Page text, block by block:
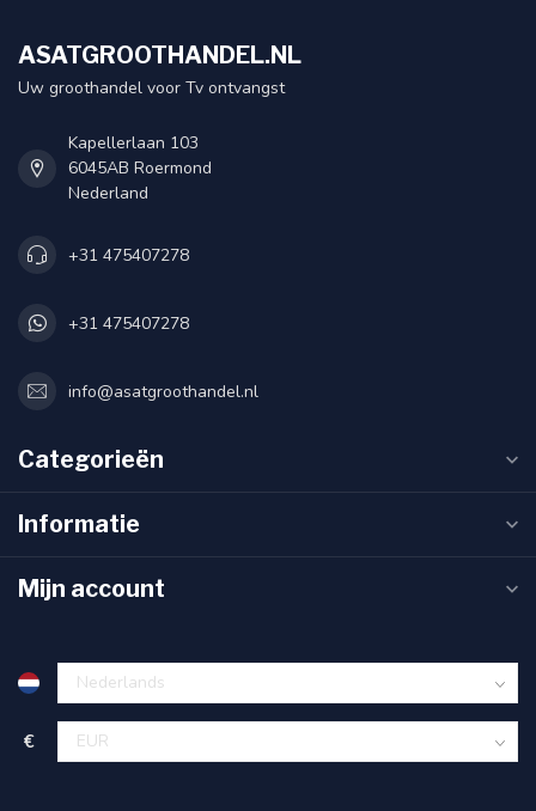
ASATGROOTHANDEL.NL
Uw groothandel voor Tv ontvangst
Kapellerlaan 103
6045AB Roermond
Nederland
+31 475407278
+31 475407278
info@asatgroothandel.nl
Categorieën
Informatie
Mijn account
€